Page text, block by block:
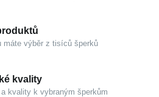
a propůjčuje šperku
nádhernou hru světla a dodává
máte výběr z tisíců šperků
kvality
kvality k vybraným šperkům